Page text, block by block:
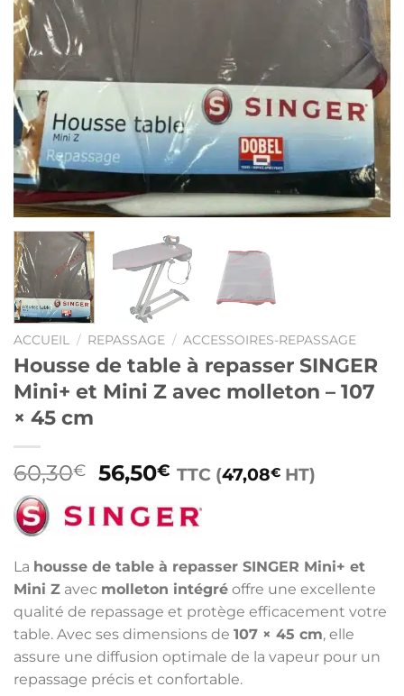
ACCUEIL / REPASSAGE / ACCESSOIRES-REPASSAGE
Housse de table à repasser SINGER
Mini+ et Mini Z avec molleton – 107
× 45 cm
60,30€
Le
initial
60,30€.
56,50€ Le
actuel
56,50€.
TTC (47,08€ HT)
La housse de table à repasser SINGER Mini+ et
Mini Z avec molleton intégré offre une excellente
qualité de repassage et protège efficacement votre
table. Avec ses dimensions de 107 × 45 cm, elle
assure une diffusion optimale de la vapeur pour un
repassage précis et confortable.